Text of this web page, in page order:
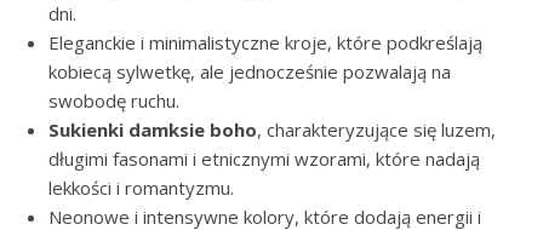
dni.
Eleganckie i minimalistyczne kroje, które podkreślają
kobiecą sylwetkę, ale jednocześnie pozwalają na
swobodę ruchu.
Sukienki damksie boho, charakteryzujące się luzem,
długimi fasonami i etnicznymi wzorami, które nadają
lekkości i romantyzmu.
Neonowe i intensywne kolory, które dodają energii i